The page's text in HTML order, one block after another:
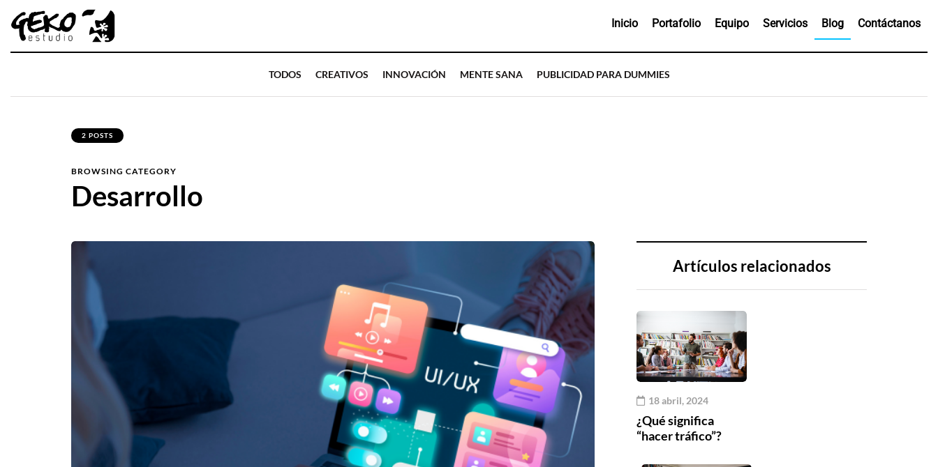
Inicio Portafolio Equipo Servicios Blog Contáctanos
TODOS CREATIVOS INNOVACIÓN MENTE SANA PUBLICIDAD PARA DUMMIES
2 POSTS
BROWSING CATEGORY
Desarrollo
Artículos relacionados
18 abril, 2024
¿Qué significa
“hacer tráfico”?